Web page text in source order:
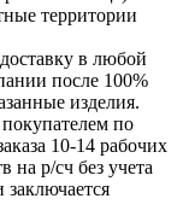
территории
в любой
после 100%
изделия.
по
10-14 рабочих
на р/сч без учета